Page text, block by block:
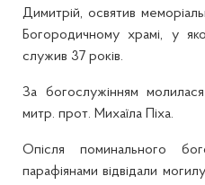
Димитрій, освятив
Богородичному храмі, у
служив 37 років.
За богослужінням
митр. прот. Михаїла Піха.
Опісля поминального
парафіянами відвідали